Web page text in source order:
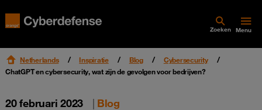
Zoeken Menu
Netherlands Inspiratie Blog
Cybersecurity
ChatGPT en cybersecurity, wat zijn de gevolgen voor bedrijven?
20 februari 2023 | Blog